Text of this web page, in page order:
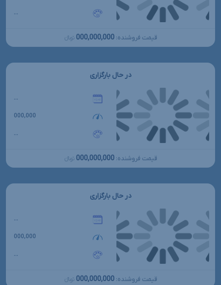
...
قیمت فروشنده: 000,000,000 تومانءءء
در حال بارگزاری
...
000,000
...
قیمت فروشنده: 000,000,000 تومانءءء
در حال بارگزاری
...
000,000
...
قیمت فروشنده: 000,000,000 تومانءءء